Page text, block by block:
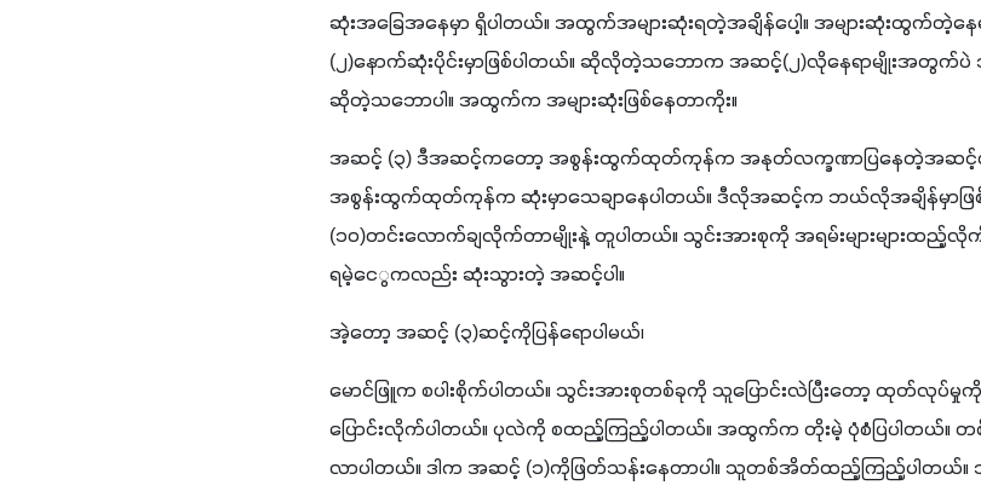
(၂)နောက်ဆုံးပိုင်းမှာဖြစ်ပါတယ်။ ဆိုလိုတဲ့သဘောက အဆင့်(၂)လိုနေရာမျိုးအတွက်ပဲ
ဆိုတဲ့သဘောပါ။ အထွက်က အများဆုံးဖြစ်နေတာကိုး။
အဆင့် (၃) ဒီအဆင့်ကတော့ အစွန်းထွက်ထုတ်ကုန်က အနုတ်လက္ခဏာပြနေတဲ့အဆ
(၁၀)တင်းလောက်ချလိုက်တာမျိုးနဲ့ တူပါတယ်။ သွင်းအားစုကို အရမ်းများမျာ
ရမဲ့ငေွကလည်း ဆုံးသွားတဲ့ အဆင့်ပါ။
အဲ့တော့ အဆင့် (၃)ဆင့်ကိုပြန်ရောပါမယ်၊
မောင်ဖြူက စပါးစိုက်ပါတယ်။ သွင်းအားစုတစ်ခုကို သူပြောင်းလဲပြီးတော့ ထုတ်
ပြောင်းလိုက်ပါတယ်။ ပုလဲကို စထည့်ကြည့်ပါတယ်။ အထွက်က တိုးမဲ့ ပုံစံပြပါတယ်။
လာပါတယ်။ ဒါက အဆင့် (၁)ကိုဖြတ်သန်းနေတာပါ။ သူတစ်အိတ်ထည့်ကြည့်ပါတယ်